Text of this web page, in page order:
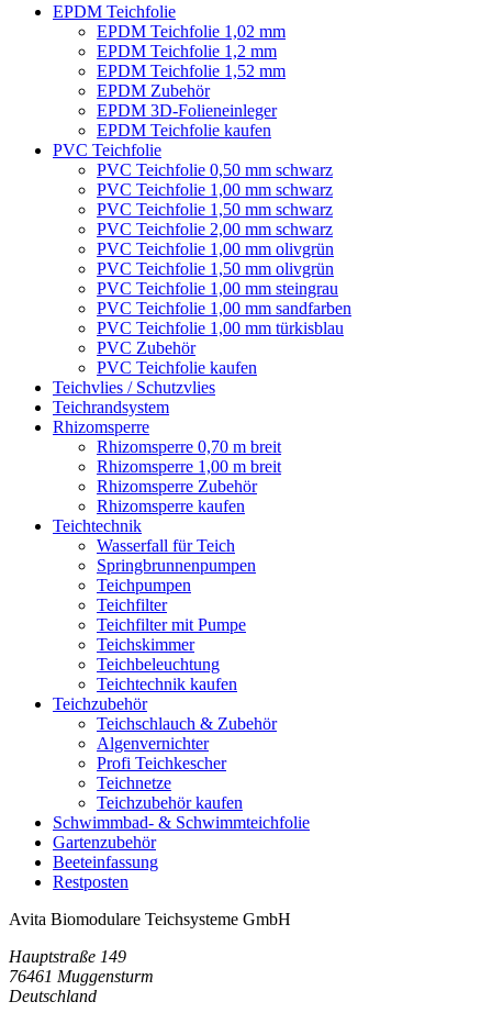
EPDM Teichfolie
EPDM Teichfolie 1,02 mm
EPDM Teichfolie 1,2 mm
EPDM Teichfolie 1,52 mm
EPDM Zubehör
EPDM 3D-Folieneinleger
EPDM Teichfolie kaufen
PVC Teichfolie
PVC Teichfolie 0,50 mm schwarz
PVC Teichfolie 1,00 mm schwarz
PVC Teichfolie 1,50 mm schwarz
PVC Teichfolie 2,00 mm schwarz
PVC Teichfolie 1,00 mm olivgrün
PVC Teichfolie 1,50 mm olivgrün
PVC Teichfolie 1,00 mm steingrau
PVC Teichfolie 1,00 mm sandfarben
PVC Teichfolie 1,00 mm türkisblau
PVC Zubehör
PVC Teichfolie kaufen
Teichvlies / Schutzvlies
Teichrandsystem
Rhizomsperre
Rhizomsperre 0,70 m breit
Rhizomsperre 1,00 m breit
Rhizomsperre Zubehör
Rhizomsperre kaufen
Teichtechnik
Wasserfall für Teich
Springbrunnenpumpen
Teichpumpen
Teichfilter
Teichfilter mit Pumpe
Teichskimmer
Teichbeleuchtung
Teichtechnik kaufen
Teichzubehör
Teichschlauch & Zubehör
Algenvernichter
Profi Teichkescher
Teichnetze
Teichzubehör kaufen
Schwimmbad- & Schwimmteichfolie
Gartenzubehör
Beeteinfassung
Restposten
Avita Biomodulare Teichsysteme GmbH
Hauptstraße 149
76461 Muggensturm
Deutschland